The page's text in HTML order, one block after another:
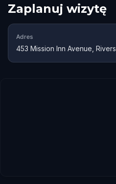
Zaplanuj wizytę
Adres
453 Mission Inn Avenue,